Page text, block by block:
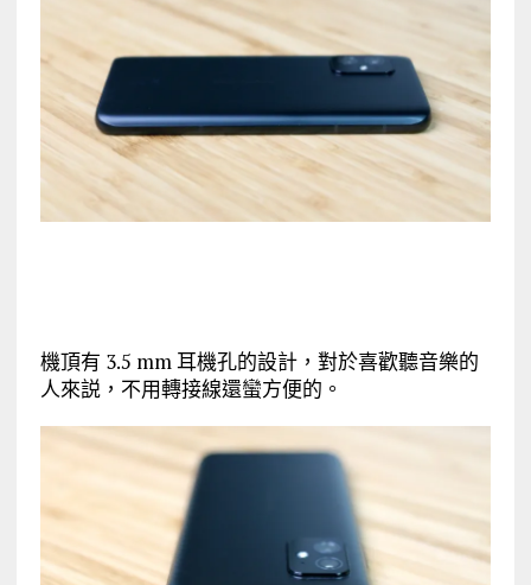
機頂有 3.5 mm 耳機孔的設計，對於喜歡聽音樂的
人來説，不用轉接線還蠻方便的。